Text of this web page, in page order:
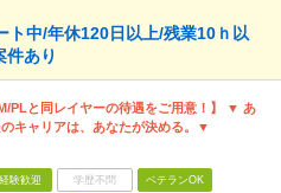
ト中/年休120日以上/残業10ｈ以
件あり
PLと同レイヤーの待遇をご用意！】 ▼ あ
キャリアは、あなたが決める。▼
験歓迎 学歴不問 ベテランOK